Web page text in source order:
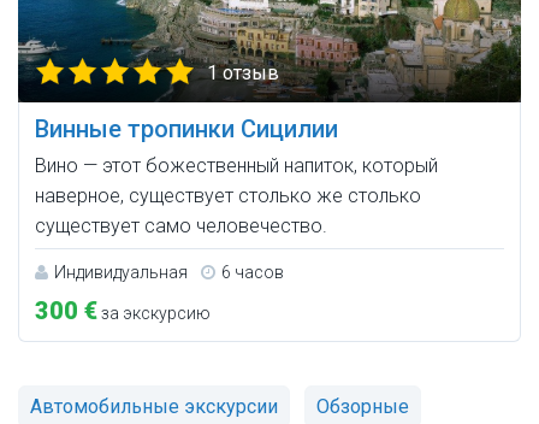
1 отзыв
Винные тропинки Сицилии
Вино — этот божественный напиток, который
наверное, существует столько же столько
существует само человечество.
Индивидуальная 6 часов
300 €за экскурсию
Автомобильные экскурсии Обзорные